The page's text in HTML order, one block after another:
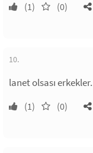
(1) (0)
10.
lanet olsası
(1) (0)